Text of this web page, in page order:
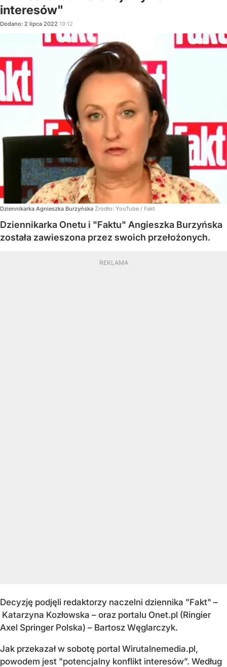
interesów"
Dodano: 2 lipca 2022 19:12
Dziennikarka Agnieszka Burzyńska Źródło: YouTube / Fakt
Dziennikarka Onetu i "Faktu" Angieszka Burzyńska
została zawieszona przez swoich przełożonych.
Decyzję podjęli redaktorzy naczelni dziennika "Fakt" –
Katarzyna Kozłowska – oraz portalu Onet.pl (Ringier
Axel Springer Polska) – Bartosz Węglarczyk.
Jak przekazał w sobotę portal Wirutalnemedia.pl,
powodem jest "potencjalny konflikt interesów”. Według